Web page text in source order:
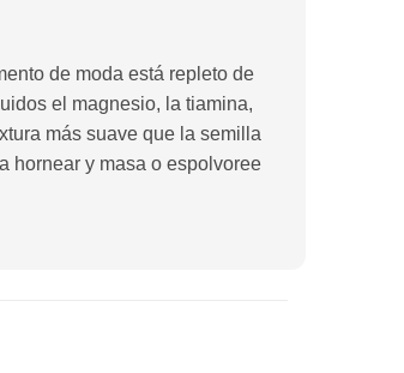
de moda está repleto de
el magnesio, la tiamina,
más suave que la semilla
hornear y masa o espolvoree